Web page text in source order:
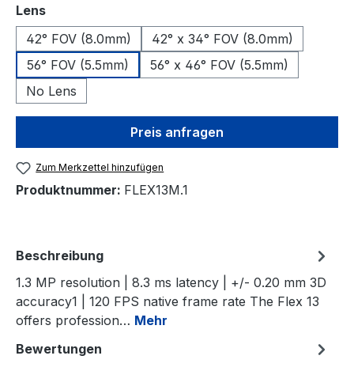
Lensauswählen
42° FOV (8.0mm)
42° x 34° FOV (8.0mm)
56° FOV (5.5mm)
56° x 46° FOV (5.5mm)
No Lens
Preis anfragen
Zum Merkzettel hinzufügen
Produktnummer: FLEX13M.1
Beschreibung
1.3 MP resolution | 8.3 ms latency | +/- 0.20 mm 3D
accuracy1 | 120 FPS native frame rate The Flex 13
offers profession… Mehr
Bewertungen